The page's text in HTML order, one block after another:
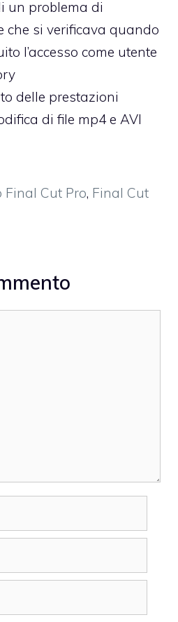
un problema di
che si verificava quando
l’accesso come utente
delle prestazioni
di file mp4 e AVI
Cut Pro, Final Cut